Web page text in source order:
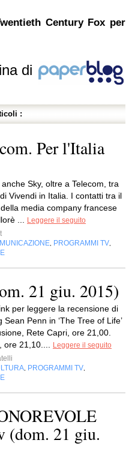
Century Fox per
di
:
Per l'Italia
Sky, oltre a Telecom, tra
Vivendi in Italia. I contatti tra il
media company francese
...
Leggere il seguito
PROGRAMMI TV
21 giu. 2015)
per leggere la recensione di
Sean Penn in ‘The Tree of Life’
Rete Capri, ore 21,00.
ore 21,10....
Leggere il seguito
PROGRAMMI TV
(dom. 21 giu.